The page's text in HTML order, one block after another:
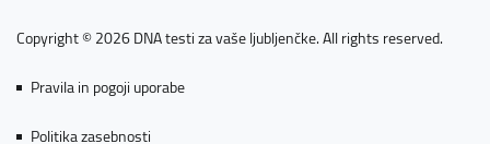
Copyright © 2026 DNA testi za vaše ljubljenčke. All rights reserved.
Pravila in pogoji uporabe
Politika zasebnosti